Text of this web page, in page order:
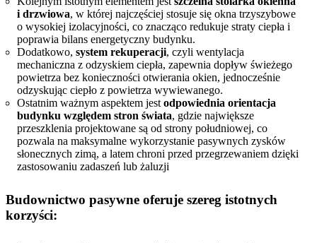
i drzwiowa, w której najczęściej stosuje się okna trzyszybowe
o wysokiej izolacyjności, co znacząco redukuje straty ciepła i
poprawia bilans energetyczny budynku.
Dodatkowo, system rekuperacji, czyli wentylacja
mechaniczna z odzyskiem ciepła, zapewnia dopływ świeżego
powietrza bez konieczności otwierania okien, jednocześnie
odzyskując ciepło z powietrza wywiewanego.
Ostatnim ważnym aspektem jest odpowiednia orientacja
budynku względem stron świata, gdzie największe
przeszklenia projektowane są od strony południowej, co
pozwala na maksymalne wykorzystanie pasywnych zysków
słonecznych zimą, a latem chroni przed przegrzewaniem dzięki
zastosowaniu zadaszeń lub żaluzji
Budownictwo pasywne oferuje szereg istotnych
korzyści: